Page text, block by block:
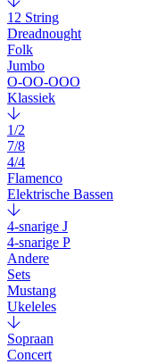
12 String
Dreadnought
Folk
Jumbo
O-OO-OOO
Klassiek
1/2
7/8
4/4
Flamenco
Elektrische Bassen
4-snarige J
4-snarige P
Andere
Sets
Mustang
Ukeleles
Sopraan
Concert